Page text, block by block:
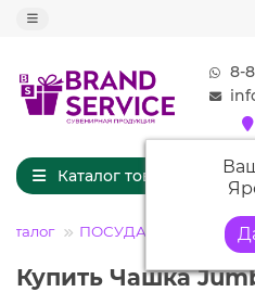
8-
Каталог товаров
ПОСУДА Кружки
Купить Чашка